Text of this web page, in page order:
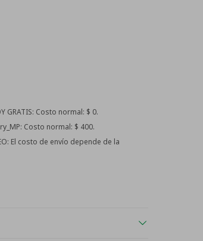
GRATIS: Costo normal: $ 0.
Costo normal: $ 400.
El costo de envío depende de la